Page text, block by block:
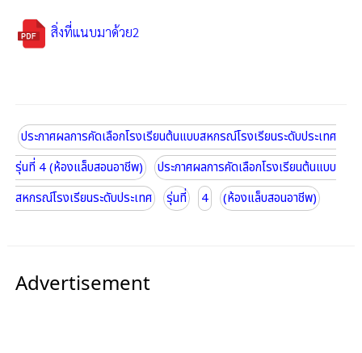
สิ่งที่แนบมาด้วย2
ประกาศผลการคัดเลือกโรงเรียนต้นแบบสหกรณ์โรงเรียนระดับประเทศ
รุ่นที่ 4 (ห้องแล็บสอนอาชีพ)
ประกาศผลการคัดเลือกโรงเรียนต้นแบบ
สหกรณ์โรงเรียนระดับประเทศ
รุ่นที่ 4 (ห้องแล็บสอนอาชีพ)
Advertisement